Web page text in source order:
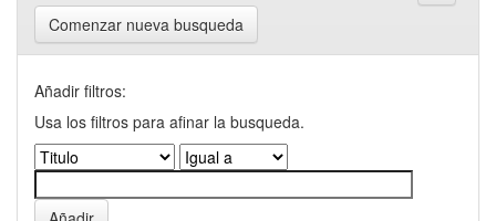
Comenzar nueva busqueda
Añadir filtros:
Usa los filtros para afinar la busqueda.